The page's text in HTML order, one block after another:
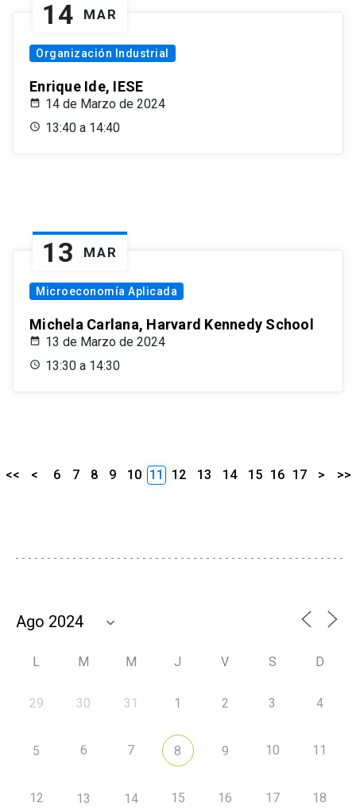
14 MAR
Organización Industrial
Enrique Ide, IESE
14 de Marzo de 2024
13:40 a 14:40
13 MAR
Microeconomía Aplicada
Michela Carlana, Harvard Kennedy School
13 de Marzo de 2024
13:30 a 14:30
<< < 6 7 8 9 10 11 12 13 14 15 16 17 > >>
L M M J V S D
29 30 31 1 2 3 4
5 6 7 8 9 10 11
12 13 14 15 16 17 18